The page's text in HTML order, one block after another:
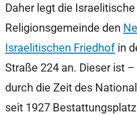
Daher legt die Israelitische
Religionsgemeinde den
Israelitischen Friedhof in
Straße 224 an. Dieser ist
durch die Zeit des
seit 1927